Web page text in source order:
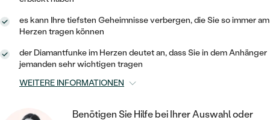
AUSSERGEWÖHNLICHE
GEHÄMMERTE
AUSSERGEWÖHNLICH
GESTALTE EINEN RING
WÄHLE EINEN RING
DIAMANTEN ZUM EINFASSEN
ANHÄNGER / KETTEN
ARMBÄNDER
SCHMUCKSET
HERRENSCHMUCK
SOLITÄR
ZUR GEBURT EINES KINDES
PERSONALISIERT
MIT STERNZEICHEN
MINIMALISTISCH
NACH STYL
MEMOIRE
es kann Ihre tiefsten Geheimnisse verbergen, die Sie so immer am
Herzen tragen können
der Diamantfunke im Herzen deutet an, dass Sie in dem Anhänger
jemanden sehr wichtigen tragen
WEITERE INFORMATIONEN
Benötigen Sie Hilfe bei Ihrer Auswahl oder